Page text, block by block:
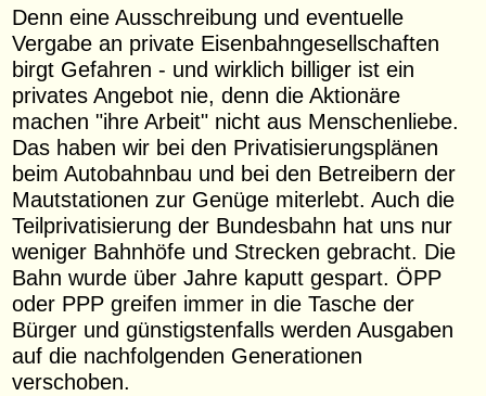
Denn eine Ausschreibung und eventuelle
Vergabe an private Eisenbahngesellschaften
birgt Gefahren - und wirklich billiger ist ein
privates Angebot nie, denn die Aktionäre
machen "ihre Arbeit" nicht aus Menschenliebe.
Das haben wir bei den Privatisierungsplänen
beim Autobahnbau und bei den Betreibern der
Mautstationen zur Genüge miterlebt. Auch die
Teilprivatisierung der Bundesbahn hat uns nur
weniger Bahnhöfe und Strecken gebracht. Die
Bahn wurde über Jahre kaputt gespart. ÖPP
oder PPP greifen immer in die Tasche der
Bürger und günstigstenfalls werden Ausgaben
auf die nachfolgenden Generationen
verschoben.